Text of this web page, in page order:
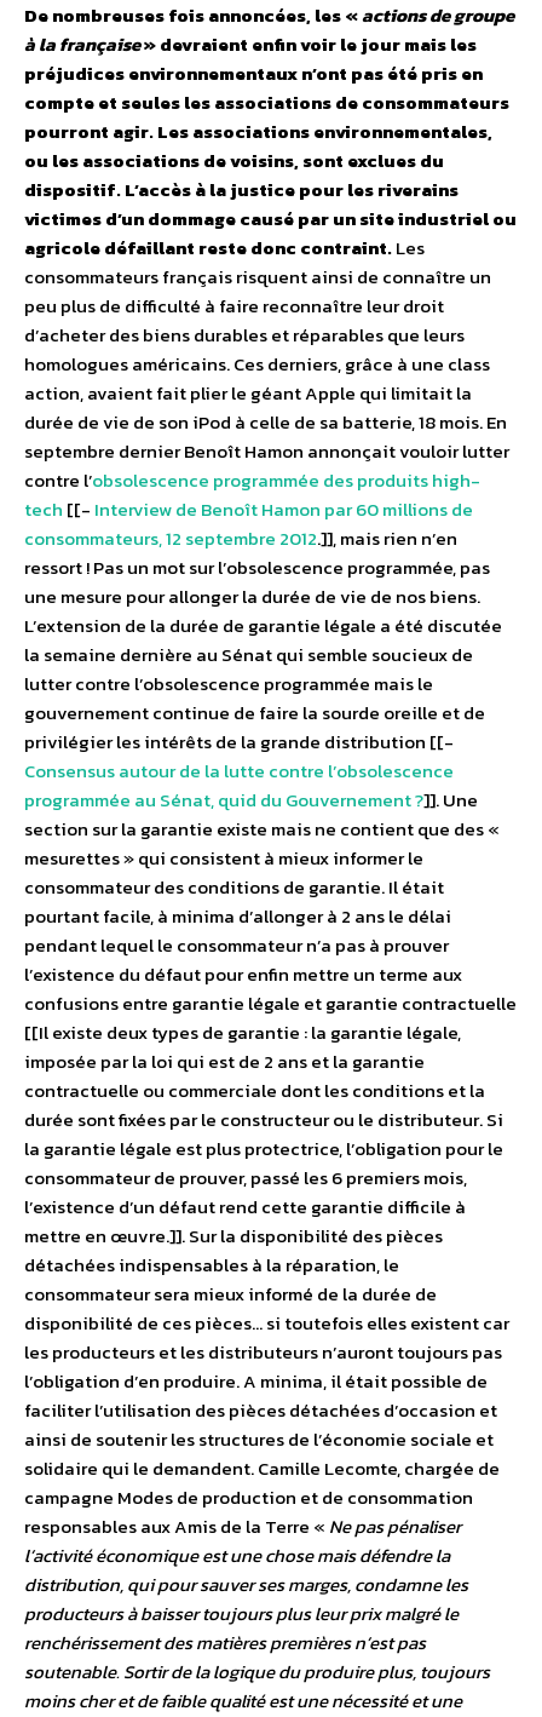
De nombreuses fois annoncées, les «actions de groupe
à la française» devraient enfin voir le jour mais les
préjudices environnementaux n’ont pas été pris en
compte et seules les associations de consommateurs
pourront agir. Les associations environnementales,
ou les associations de voisins, sont exclues du
dispositif. L’accès à la justice pour les riverains
victimes d’un dommage causé par un site industriel ou
agricole défaillant reste donc contraint.Les
consommateurs français risquent ainsi de connaître un
peu plus de difficulté à faire reconnaître leur droit
d’acheter des biens durables et réparables que leurs
homologues américains. Ces derniers, grâce à une class
action, avaient fait plier le géant Apple qui limitait la
durée de vie de son iPod à celle de sa batterie, 18 mois. En
septembre dernier Benoît Hamon annonçait vouloir lutter
contre l’obsolescence programmée des produits high-
tech [[- Interview de Benoît Hamon par 60 millions de
consommateurs, 12 septembre 2012.]], mais rien n’en
ressort ! Pas un mot sur l’obsolescence programmée, pas
une mesure pour allonger la durée de vie de nos biens.
L’extension de la durée de garantie légale a été discutée
la semaine dernière au Sénat qui semble soucieux de
lutter contre l’obsolescence programmée mais le
gouvernement continue de faire la sourde oreille et de
privilégier les intérêts de la grande distribution [[-
Consensus autour de la lutte contre l’obsolescence
programmée au Sénat, quid du Gouvernement ?]]. Une
section sur la garantie existe mais ne contient que des «
mesurettes » qui consistent à mieux informer le
consommateur des conditions de garantie. Il était
pourtant facile, à minima d’allonger à 2 ans le délai
pendant lequel le consommateur n’a pas à prouver
l’existence du défaut pour enfin mettre un terme aux
confusions entre garantie légale et garantie contractuelle
[[Il existe deux types de garantie : la garantie légale,
imposée par la loi qui est de 2 ans et la garantie
contractuelle ou commerciale dont les conditions et la
durée sont fixées par le constructeur ou le distributeur. Si
la garantie légale est plus protectrice, l’obligation pour le
consommateur de prouver, passé les 6 premiers mois,
l’existence d’un défaut rend cette garantie difficile à
mettre en œuvre.]]. Sur la disponibilité des pièces
détachées indispensables à la réparation, le
consommateur sera mieux informé de la durée de
disponibilité de ces pièces… si toutefois elles existent car
les producteurs et les distributeurs n’auront toujours pas
l’obligation d’en produire. A minima, il était possible de
faciliter l’utilisation des pièces détachées d’occasion et
ainsi de soutenir les structures de l’économie sociale et
solidaire qui le demandent. Camille Lecomte, chargée de
campagne Modes de production et de consommation
responsables aux Amis de la Terre « Ne pas pénaliser
l’activité économique est une chose mais défendre la
distribution, qui pour sauver ses marges, condamne les
producteurs à baisser toujours plus leur prix malgré le
renchérissement des matières premières n’est pas
soutenable. Sortir de la logique du produire plus, toujours
moins cher et de faible qualité est une nécessité et une